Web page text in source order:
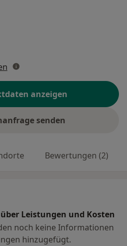
anzeigen
senden
Bewertungen (2)
Leistungen und Kosten
noch keine Informationen
hinzugefügt.